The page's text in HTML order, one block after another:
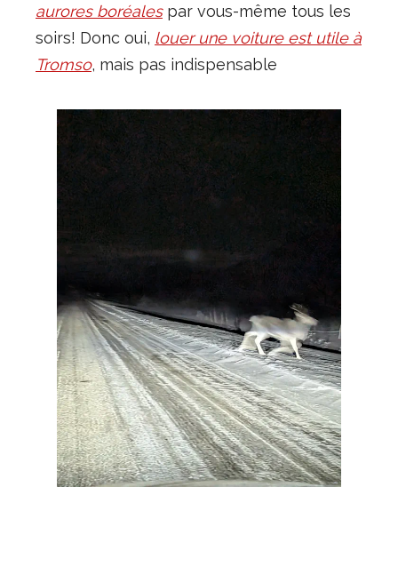
aurores boréalespar vous-même tous les
soirs! Donc oui, louer une voiture est utile à
Tromso, mais pas indispensable